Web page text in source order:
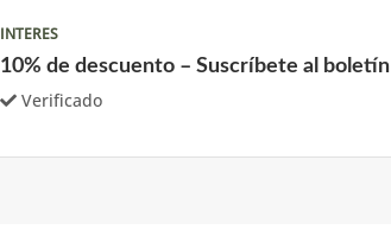
INTERES
10% de descuento – Suscríbete al boletín
Verificado